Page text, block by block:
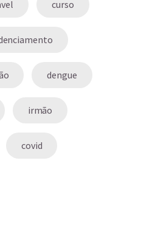
curso
dengue
irmão
covid